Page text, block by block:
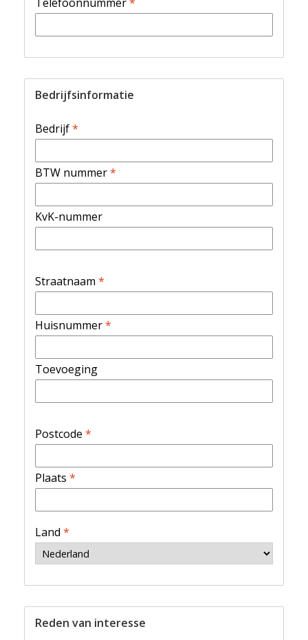
Bedrijfsinformatie
Bedrijf*
BTW nummer*
KvK-nummer
Straatnaam *
Huisnummer*
Toevoeging
Postcode *
Plaats *
Land *
Reden van interesse